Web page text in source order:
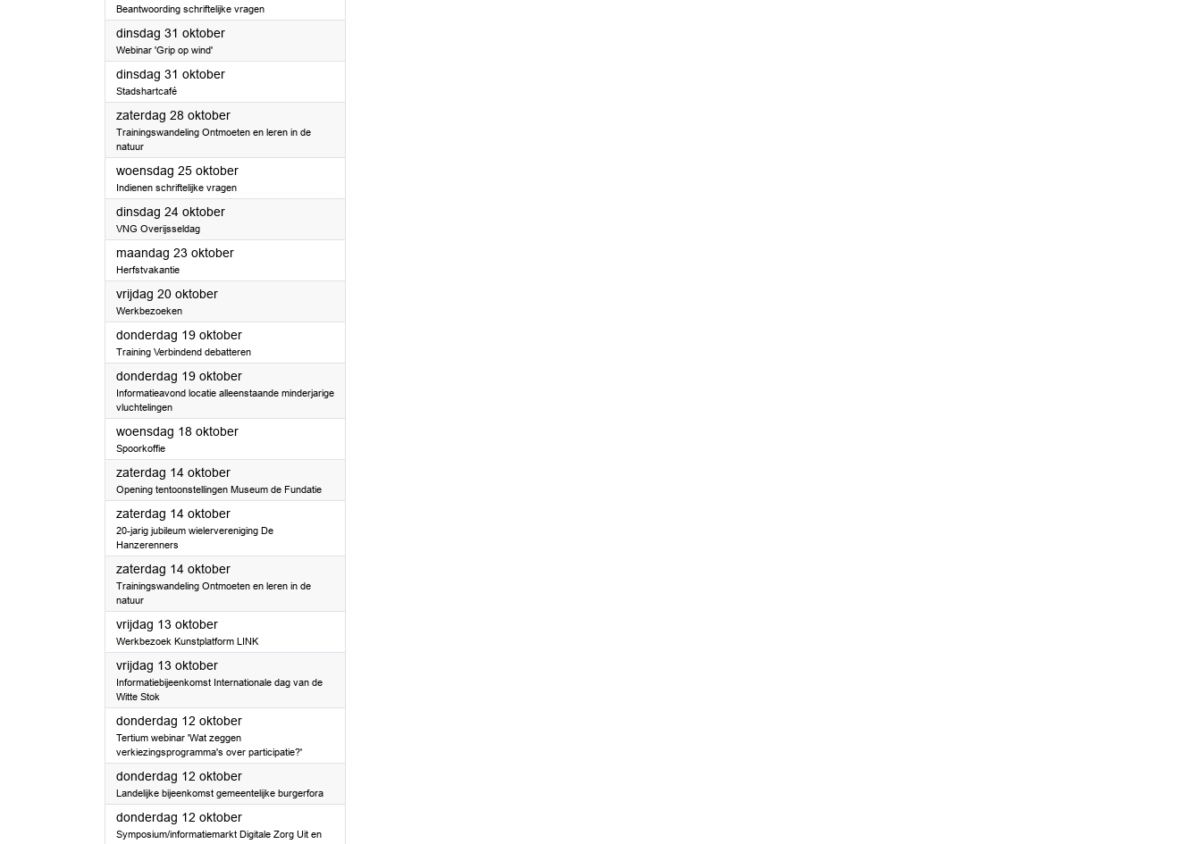
Beantwoording schriftelijke vragen
dinsdag 31 oktober2023
Webinar 'Grip op wind'
dinsdag 31 oktober2023
Stadshartcafé
zaterdag 28 oktober2023
Trainingswandeling Ontmoeten en leren in de
natuur
woensdag 25 oktober2023
Indienen schriftelijke vragen
dinsdag 24 oktober2023
VNG Overijsseldag
maandag 23 oktober2023
Herfstvakantie
vrijdag 20 oktober2023
Werkbezoeken
donderdag 19 oktober2023
Training Verbindend debatteren
donderdag 19 oktober2023
Informatieavond locatie alleenstaande minderjarige
vluchtelingen
woensdag 18 oktober2023
Spoorkoffie
zaterdag 14 oktober2023
Opening tentoonstellingen Museum de Fundatie
zaterdag 14 oktober2023
20-jarig jubileum wielervereniging De
Hanzerenners
zaterdag 14 oktober2023
Trainingswandeling Ontmoeten en leren in de
natuur
vrijdag 13 oktober2023
Werkbezoek Kunstplatform LINK
vrijdag 13 oktober2023
Informatiebijeenkomst Internationale dag van de
Witte Stok
donderdag 12 oktober2023
Tertium webinar 'Wat zeggen
verkiezingsprogramma's over participatie?'
donderdag 12 oktober2023
Landelijke bijeenkomst gemeentelijke burgerfora
donderdag 12 oktober2023
Symposium/informatiemarkt Digitale Zorg Uit en